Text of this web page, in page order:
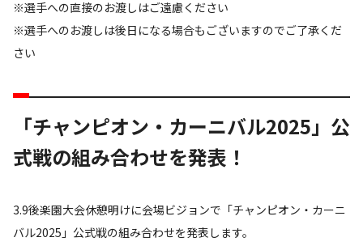
※選手への直接のお渡しはご遠慮ください
※選手へのお渡しは後日になる場合もございますのでご了承くだ
さい
「チャンピオン・カーニバル2025」公
式戦の組み合わせを発表！
3.9後楽園大会休憩明けに会場ビジョンで「チャンピオン・カーニ
バル2025」公式戦の組み合わせを発表します。